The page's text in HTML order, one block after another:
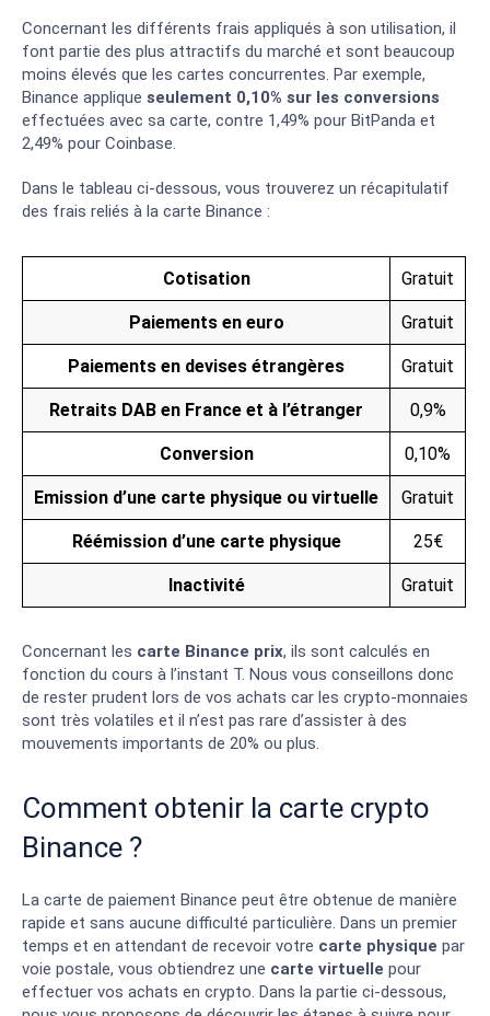
Concernant les différents frais appliqués à son utilisation, il
font partie des plus attractifs du marché et sont beaucoup
moins élevés que les cartes concurrentes. Par exemple,
Binance applique seulement 0,10% sur les conversions
effectuées avec sa carte, contre 1,49% pour BitPanda et
2,49% pour Coinbase.
Dans le tableau ci-dessous, vous trouverez un récapitulatif
des frais reliés à la carte Binance :
Cotisation Gratuit
Paiements en euro Gratuit
Paiements en devises étrangères Gratuit
Retraits DAB en France et à l’étranger 0,9%
Conversion 0,10%
Emission d’une carte physique ou virtuelle Gratuit
Réémission d’une carte physique 25€
Inactivité Gratuit
Concernant les carte Binance prix, ils sont calculés en
fonction du cours à l’instant T. Nous vous conseillons donc
de rester prudent lors de vos achats car les crypto-monnaies
sont très volatiles et il n’est pas rare d’assister à des
mouvements importants de 20% ou plus.
Comment obtenir la carte crypto
Binance ?
La carte de paiement Binance peut être obtenue de manière
rapide et sans aucune difficulté particulière. Dans un premier
temps et en attendant de recevoir votre carte physique par
voie postale, vous obtiendrez une carte virtuelle pour
effectuer vos achats en crypto. Dans la partie ci-dessous,